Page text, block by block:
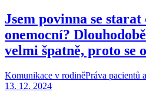
Jsem povinna se starat
onemocní?
velmi špatně, proto se
Komunikace v rodiněPráva pacientů
13. 12. 2024